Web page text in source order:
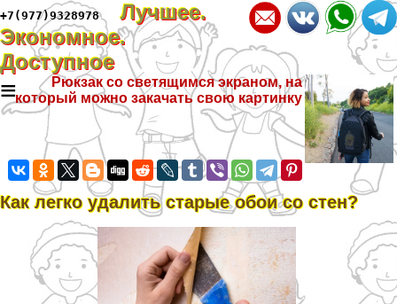
+7(977)9328978
Лучшее.
Экономное.
Доступное
≡
Рюкзак со светящимся экраном, на
который можно закачать свою картинку
Как легко удалить старые обои со стен?